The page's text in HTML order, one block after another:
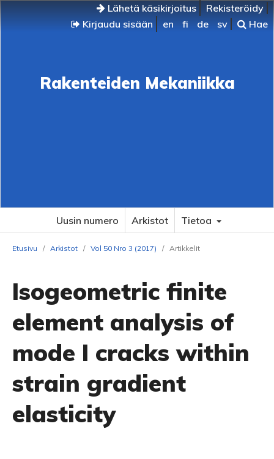
Lähetä käsikirjoitus
Rekisteröidy
Kirjaudu sisään
en fi de sv Hae
Rakenteiden Mekaniikka
Uusin numero Arkistot Tietoa
Etusivu / Arkistot / Vol 50 Nro 3 (2017) / Artikkelit
Isogeometric finite
element analysis of
mode I cracks within
strain gradient
elasticity